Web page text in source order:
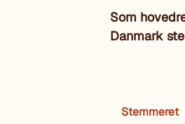
Som
Danmark
Stemmeret